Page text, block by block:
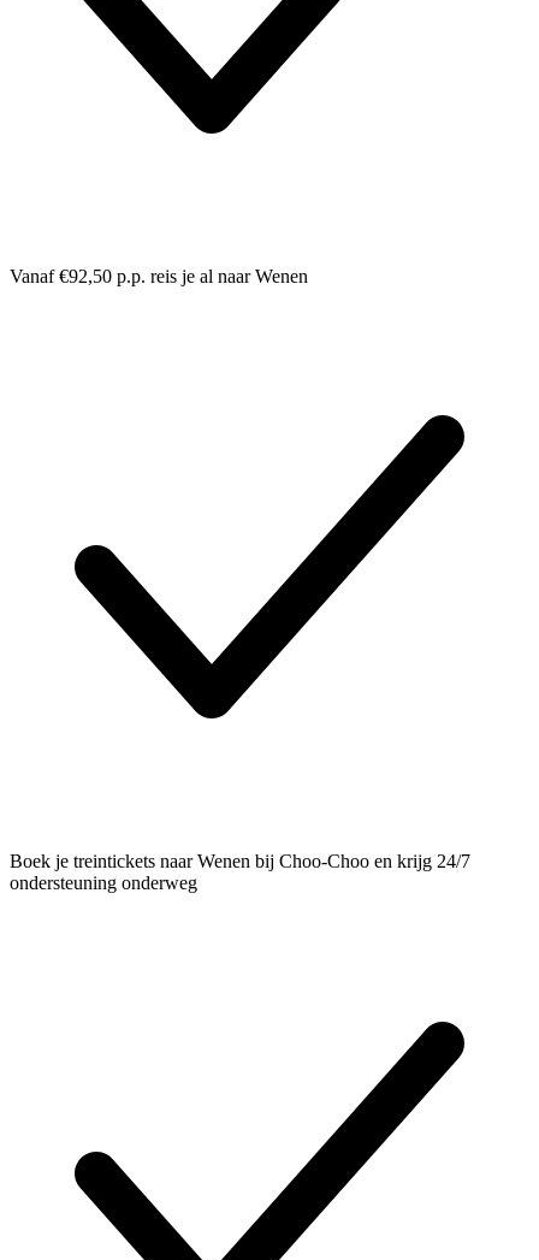
Vanaf €92,50 p.p. reis je al naar Wenen
Boek je treintickets naar Wenen bij Choo-Choo en krijg 24/7
ondersteuning onderweg